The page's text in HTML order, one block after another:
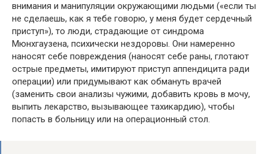
внимания и манипуляции окружающими людьми («если ты
не сделаешь, как я тебе говорю, у меня будет сердечный
приступ»), то люди, страдающие от синдрома
Мюнхгаузена, психически нездоровы. Они намеренно
наносят себе повреждения (наносят себе раны, глотают
острые предметы, имитируют приступ аппендицита ради
операции) или придумывают как обмануть врачей
(заменить свои анализы чужими, добавить кровь в мочу,
выпить лекарство, вызывающее тахикардию), чтобы
попасть в больницу или на операционный стол.